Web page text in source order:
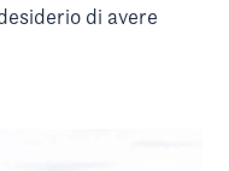
di avere